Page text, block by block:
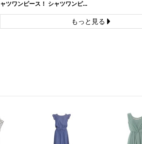
ャツワンピース！ シャツワンピ...
もっと見る